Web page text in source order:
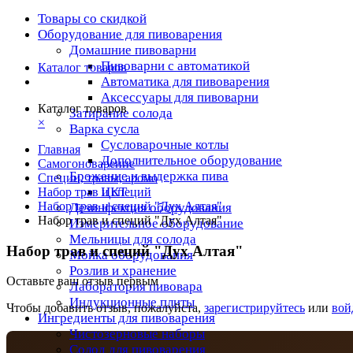
Товары со скидкой
Оборудование для пивоварения
Домашние пивоварни
Пивоварни с автоматикой
Автоматика для пивоварения
Аксессуары для пивоварни
Затирание солода
Варка сусла
Cусловарочные котлы
Дополнительное оборудование
Брожение и выдержка пива
ЦКТ
Дезинфекция оборудования
Измерительное оборудование
Мельницы для солода
Мойка оборудования
Розлив и хранение
Лаборатория пивовара
Индукционные плиты
Ингредиенты для пивоварения
Чистозерновые наборы
Солод для пивоварения
Каталог товаров
Каталог товаров
×
Главная
Самогоноварение
Специи, травы, аромо
Набор трав и специй
Набор трав и специй "Дух Алтая"
Набор трав и специй "Дух Алтая"
Набор трав и специй "Дух Алтая"
Оставьте ваш отзыв первым
Чтобы добавить отзыв, пожалуйста, зарегистрируйтесь или